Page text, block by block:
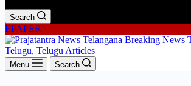
Search
EPAPER
Menu Search